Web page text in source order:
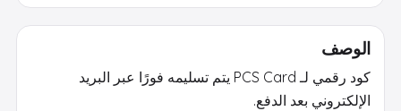
الوصف
كود رقمي لـ PCS Card يتم تسليمه فورًا عبر البريد
الإلكتروني بعد الدفع.